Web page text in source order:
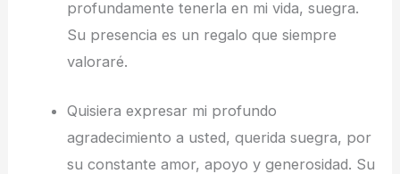
profundamente tenerla en mi vida, suegra.
Su presencia es un regalo que siempre
valoraré.
Quisiera expresar mi profundo
agradecimiento a usted, querida suegra, por
su constante amor, apoyo y generosidad. Su